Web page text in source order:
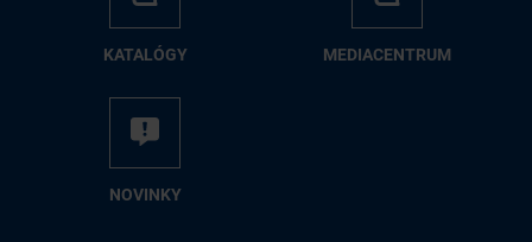
KA­TA­LÓ­GY ME­DIA­CEN­TRUM
NO­VIN­KY